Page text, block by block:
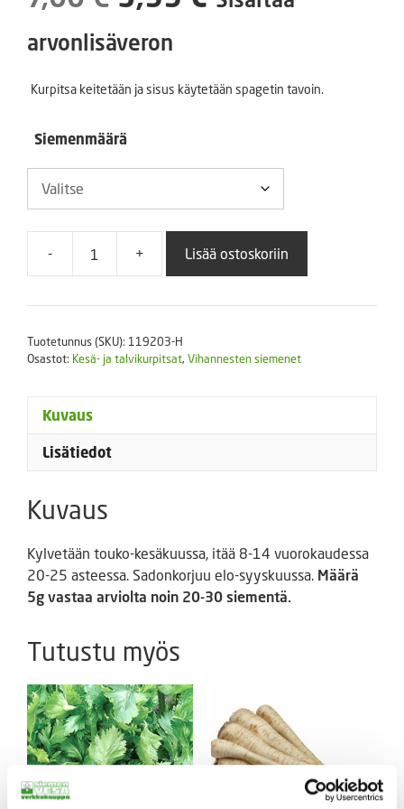
hinta
oli:
7,00 €.
on:
arvonlisäveron
Kurpitsa keitetään ja sisus käytetään spagetin tavoin.
Siemenmäärä
-
Spagettikurpitsa
määrä
+ Lisää ostoskoriin
Tuotetunnus (SKU): 119203-H
Osastot: Kesä- ja talvikurpitsat, Vihannesten siemenet
Kuvaus
Lisätiedot
Kuvaus
Kylvetään touko-kesäkuussa, itää 8-14 vuorokaudessa
20-25 asteessa. Sadonkorjuu elo-syyskuussa. Määrä
5g vastaa arviolta noin 20-30 siementä.
Tutustu myös